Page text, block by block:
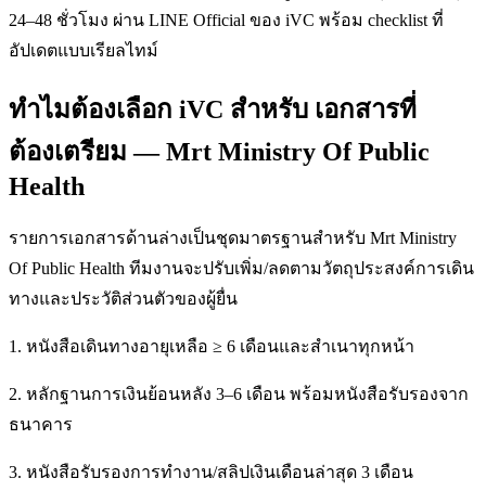
24–48 ชั่วโมง ผ่าน LINE Official ของ iVC พร้อม checklist ที่
อัปเดตแบบเรียลไทม์
ทำไมต้องเลือก iVC สำหรับ เอกสารที่
ต้องเตรียม — Mrt Ministry Of Public
Health
รายการเอกสารด้านล่างเป็นชุดมาตรฐานสำหรับ Mrt Ministry
Of Public Health ทีมงานจะปรับเพิ่ม/ลดตามวัตถุประสงค์การเดิน
ทางและประวัติส่วนตัวของผู้ยื่น
1. หนังสือเดินทางอายุเหลือ ≥ 6 เดือนและสำเนาทุกหน้า
2. หลักฐานการเงินย้อนหลัง 3–6 เดือน พร้อมหนังสือรับรองจาก
ธนาคาร
3. หนังสือรับรองการทำงาน/สลิปเงินเดือนล่าสุด 3 เดือน